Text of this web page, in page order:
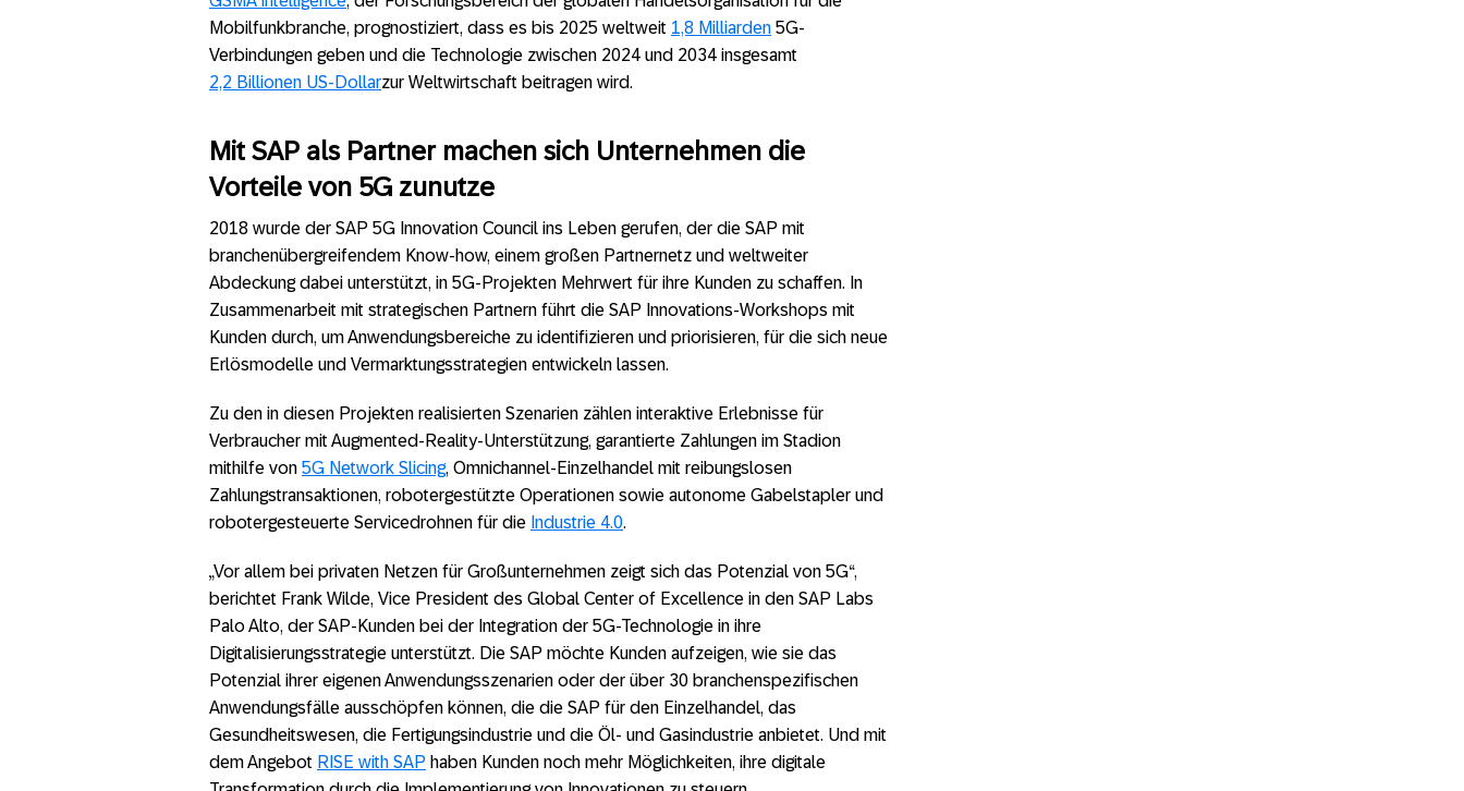
Mobilfunkbranche, prognostiziert, dass es bis 2025 weltweit 1,8 Milliarden 5G-
Verbindungen geben und die Technologie zwischen 2024 und 2034 insgesamt
2,2 Billionen US-Dollarzur Weltwirtschaft beitragen wird.
Mit SAP als Partner machen sich Unternehmen die
Vorteile von 5G zunutze
2018 wurde der SAP 5G Innovation Council ins Leben gerufen, der die SAP mit
branchenübergreifendem Know-how, einem großen Partnernetz und weltweiter
Abdeckung dabei unterstützt, in 5G-Projekten Mehrwert für ihre Kunden zu schaffen. In
Zusammenarbeit mit strategischen Partnern führt die SAP Innovations-Workshops mit
Kunden durch, um Anwendungsbereiche zu identifizieren und priorisieren, für die sich neue
Erlösmodelle und Vermarktungsstrategien entwickeln lassen.
Zu den in diesen Projekten realisierten Szenarien zählen interaktive Erlebnisse für
Verbraucher mit Augmented-Reality-Unterstützung, garantierte Zahlungen im Stadion
mithilfe von 5G Network Slicing, Omnichannel-Einzelhandel mit reibungslosen
Zahlungstransaktionen, robotergestützte Operationen sowie autonome Gabelstapler und
robotergesteuerte Servicedrohnen für die Industrie 4.0.
„Vor allem bei privaten Netzen für Großunternehmen zeigt sich das Potenzial von 5G“,
berichtet Frank Wilde, Vice President des Global Center of Excellence in den SAP Labs
Palo Alto, der SAP-Kunden bei der Integration der 5G-Technologie in ihre
Digitalisierungsstrategie unterstützt. Die SAP möchte Kunden aufzeigen, wie sie das
Potenzial ihrer eigenen Anwendungsszenarien oder der über 30 branchenspezifischen
Anwendungsfälle ausschöpfen können, die die SAP für den Einzelhandel, das
Gesundheitswesen, die Fertigungsindustrie und die Öl- und Gasindustrie anbietet. Und mit
dem Angebot RISE with SAP haben Kunden noch mehr Möglichkeiten, ihre digitale